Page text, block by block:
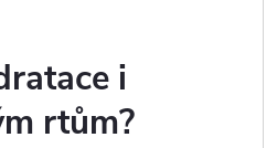
i
rtům?